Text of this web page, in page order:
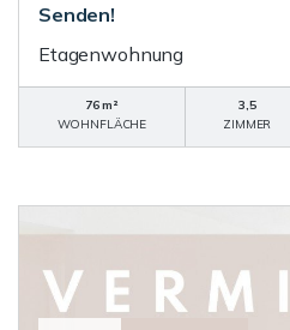
Senden!
Etagenwohnung
76 m²
WOHNFLÄCHE
3,5
ZIMMER